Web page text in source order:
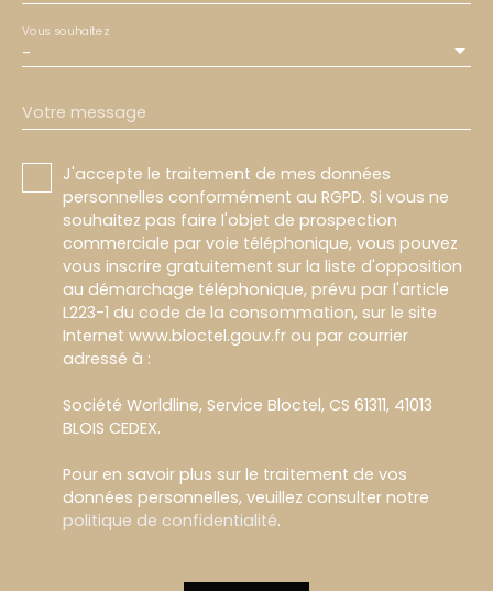
-
Vous souhaitez
Votre message
J'accepte le traitement de mes données
personnelles conformément au RGPD. Si vous ne
souhaitez pas faire l'objet de prospection
commerciale par voie téléphonique, vous pouvez
vous inscrire gratuitement sur la liste d'opposition
au démarchage téléphonique, prévu par l'article
L223-1 du code de la consommation, sur le site
Internet www.bloctel.gouv.fr ou par courrier
adressé à :
Société Worldline, Service Bloctel, CS 61311, 41013
BLOIS CEDEX.
Pour en savoir plus sur le traitement de vos
données personnelles, veuillez consulter notre
politique de confidentialité.